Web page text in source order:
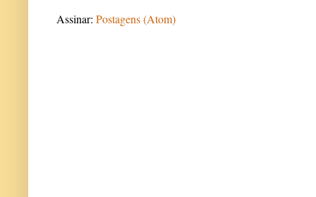
Assinar: Postagens (Atom)